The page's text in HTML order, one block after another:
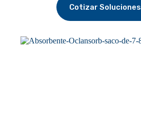
Cotizar Soluciones